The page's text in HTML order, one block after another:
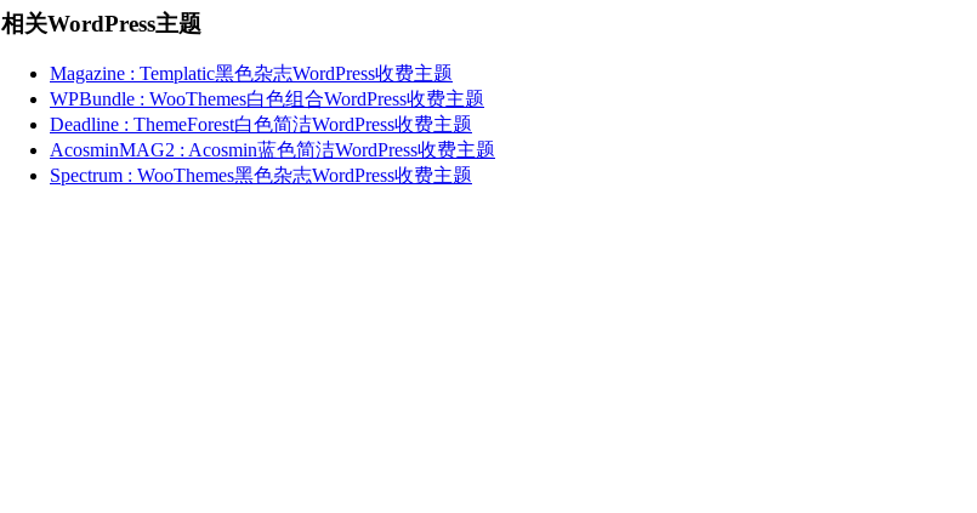
相关WordPress主题
Magazine : Templatic黑色杂志WordPress收费主题
WPBundle : WooThemes白色组合WordPress收费主题
Deadline : ThemeForest白色简洁WordPress收费主题
AcosminMAG2 : Acosmin蓝色简洁WordPress收费主题
Spectrum : WooThemes黑色杂志WordPress收费主题